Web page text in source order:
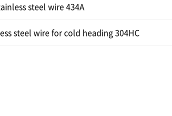
steel wire 434A
steel wire for cold heading 304HC